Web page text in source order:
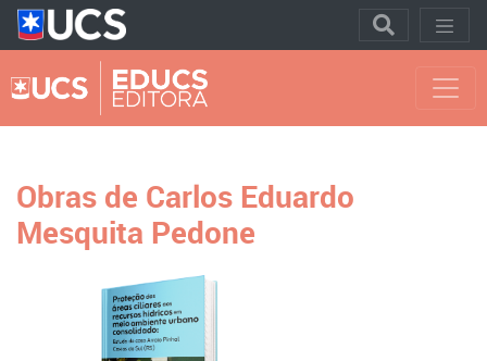
Obras de Carlos Eduardo
Mesquita Pedone